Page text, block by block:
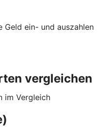
Geld ein- und auszahlen
vergleichen
im Vergleich